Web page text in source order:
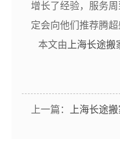
增长了经验，服务
定会向他们推荐腾
本文由 上海长途搬
上一篇： 上海长途